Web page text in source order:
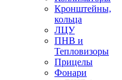
Кронштейны,
кольца
ЛЦУ
ПНВ и
Тепловизоры
Прицелы
Фонари